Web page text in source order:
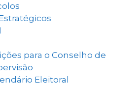
para o Conselho de
Eleitoral